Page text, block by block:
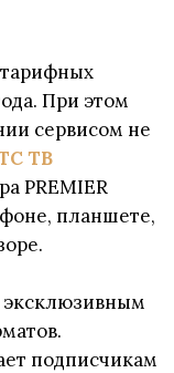
При этом
сервисом не
ТВ
PREMIER
планшете,
эксклюзивным
подписчикам